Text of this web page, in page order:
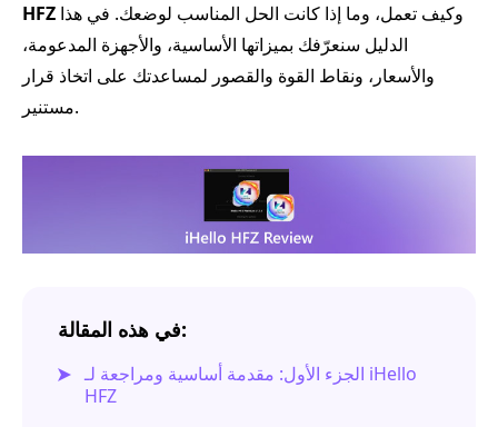
HFZ
الدليل سنعرّفك بميزاتها الأساسية، والأجهزة المدعومة،
والأسعار، ونقاط القوة والقصور لمساعدتك على اتخاذ قرار
مستنير.
في هذه المقالة:
الجزء الأول: مقدمة أساسية ومراجعة لـ iHello
HFZ